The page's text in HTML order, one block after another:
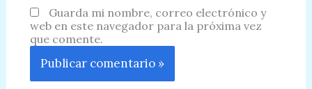
Guarda mi nombre, correo electrónico y
web en este navegador para la próxima vez
que comente.